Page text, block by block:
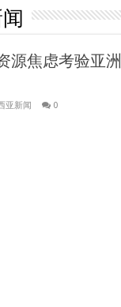
源焦虑考验亚
亚新闻 0